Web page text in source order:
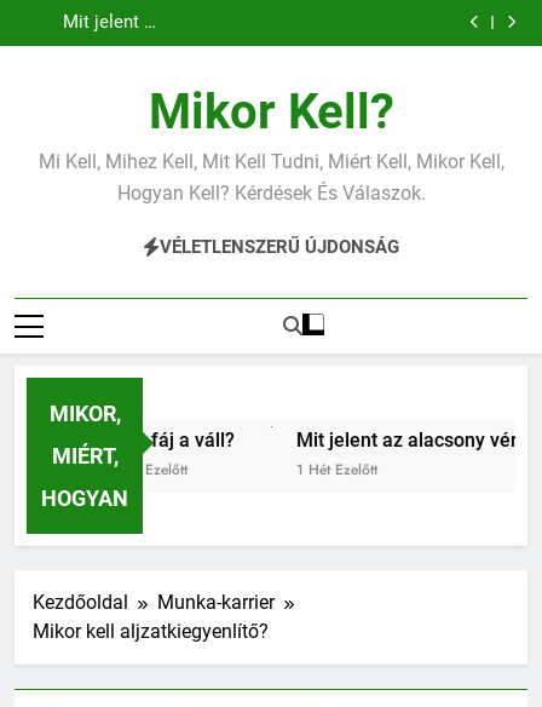
a
alacsony
Mikor Kell?
Mi Kell, Mihez Kell, Mit Kell Tudni, Miért Kell, Mikor Kell,
Hogyan Kell? Kérdések És Válaszok.
VÉLETLENSZERŰ ÚJDONSÁG
MIKOR,
MIÉRT,
HOGYAN
Miért fáj a váll?
5 Nap Ezelőtt
Mit jelent az alacsony vérnyomás?
1 Hét Ezelőtt
Kezdőoldal
Munka-karrier
Mikor kell aljzatkiegyenlítő?